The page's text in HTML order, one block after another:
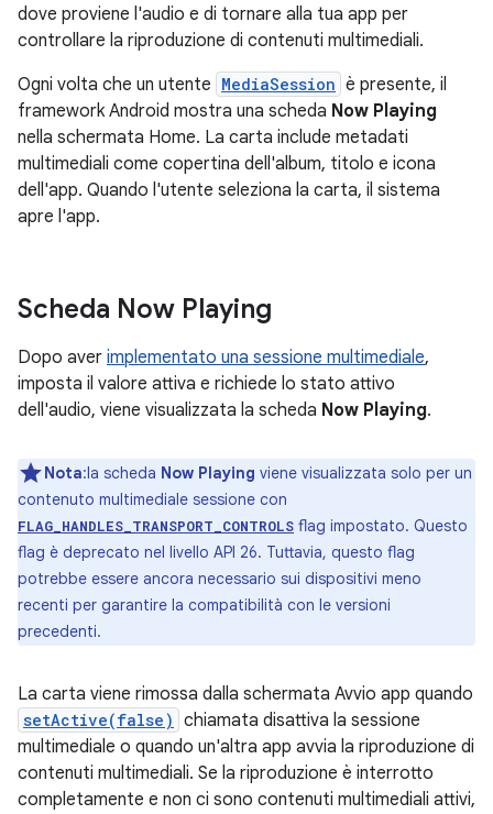
dove proviene l'audio e di tornare alla tua app per
controllare la riproduzione di contenuti multimediali.
Ogni volta che un utente MediaSession è presente, il
framework Android mostra una scheda Now Playing
nella schermata Home. La carta include metadati
multimediali come copertina dell'album, titolo e icona
dell'app. Quando l'utente seleziona la carta, il sistema
apre l'app.
Scheda Now Playing
Dopo aver implementato una sessione multimediale,
imposta il valore attiva e richiede lo stato attivo
dell'audio, viene visualizzata la scheda Now Playing.
Nota:la scheda Now Playing viene visualizzata solo per un
contenuto multimediale sessione con
FLAG_HANDLES_TRANSPORT_CONTROLS flag impostato. Questo
flag è deprecato nel livello API 26. Tuttavia, questo flag
potrebbe essere ancora necessario sui dispositivi meno
recenti per garantire la compatibilità con le versioni
precedenti.
La carta viene rimossa dalla schermata Avvio app quando
setActive(false) chiamata disattiva la sessione
multimediale o quando un'altra app avvia la riproduzione di
contenuti multimediali. Se la riproduzione è interrotto
completamente e non ci sono contenuti multimediali attivi,